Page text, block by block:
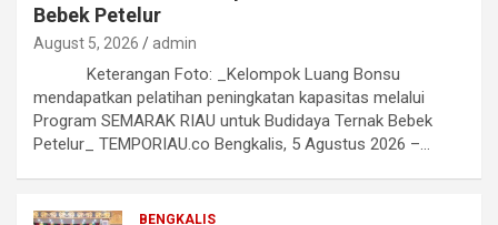
Bebek Petelur
August 5, 2026 admin
Keterangan Foto: _Kelompok Luang Bonsu
mendapatkan pelatihan peningkatan kapasitas melalui
Program SEMARAK RIAU untuk Budidaya Ternak Bebek
Petelur_ TEMPORIAU.co Bengkalis, 5 Agustus 2026 –…
BENGKALIS